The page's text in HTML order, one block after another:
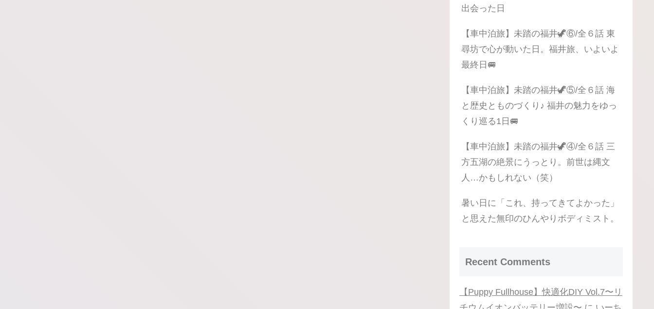
出会った日
【車中泊旅】未踏の福井🦖⑥/全６話 東
尋坊で心が動いた日。福井旅、いよいよ
最終日🚐
【車中泊旅】未踏の福井🦖⑤/全６話 海
と歴史とものづくり♪ 福井の魅力をゆっ
くり巡る1日🚐
【車中泊旅】未踏の福井🦖④/全６話 三
方五湖の絶景にうっとり。前世は縄文
人…かもしれない（笑）
暑い日に「これ、持ってきてよかった」
と思えた無印のひんやりボディミスト。
Recent Comments
【Puppy Fullhouse】快適化DIY Vol.7〜リ